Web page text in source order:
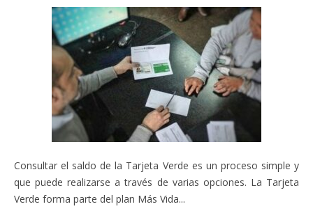
Consultar el saldo de la Tarjeta Verde es un proceso simple y
que puede realizarse a través de varias opciones. La Tarjeta
Verde forma parte del plan Más Vida...